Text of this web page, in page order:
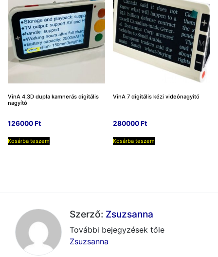
VinA 4.3D dupla kamnerás digitális
nagyító
126000Ft
Kosárba teszem
VinA 7 digitális kézi videónagyító
280000Ft
Kosárba teszem
Szerző: Zsuzsanna
További bejegyzések tőle
Zsuzsanna